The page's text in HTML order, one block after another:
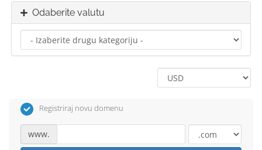
Odaberite valutu
Registriraj novu domenu
www.